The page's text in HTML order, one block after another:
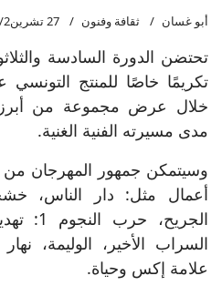
أبو غسان ثقافة وفنون 27 تشرين2/نوفمبر 2025
تحتضن الدورة السادسة
تكريمًا خاصًا للمنتج
خلال عرض مجموعة من أبرز
مدى مسيرته الفنية الغنية.
وسيتمكن جمهور المهرجان
أعمال مثل: دار الناس،
السراب الأخير، الوليمة،
علامة إكس وحياة.